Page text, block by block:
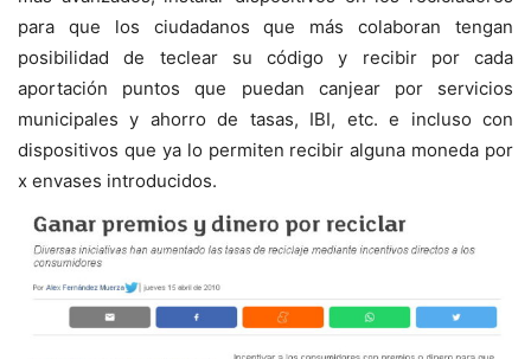
para que los ciudadanos que más colaboran tengan
posibilidad de teclear su código y recibir por cada
aportación puntos que puedan canjear por servicios
municipales y ahorro de tasas, IBI, etc. e incluso con
dispositivos que ya lo permiten recibir alguna moneda por
x envases introducidos.